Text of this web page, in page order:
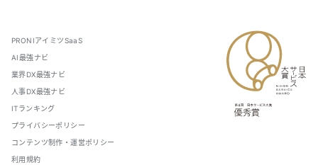
PRONIアイミツSaaS
AI最強ナビ
業界DX最強ナビ
人事DX最強ナビ
ITランキング
プライバシーポリシー
コンテンツ制作・運営ポリシー
利用規約